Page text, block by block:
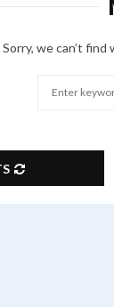
Sorry, we can’t find